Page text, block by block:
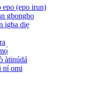
epo (epo irun)
gbongbo
igba diẹ
àtinúdá
ní omi